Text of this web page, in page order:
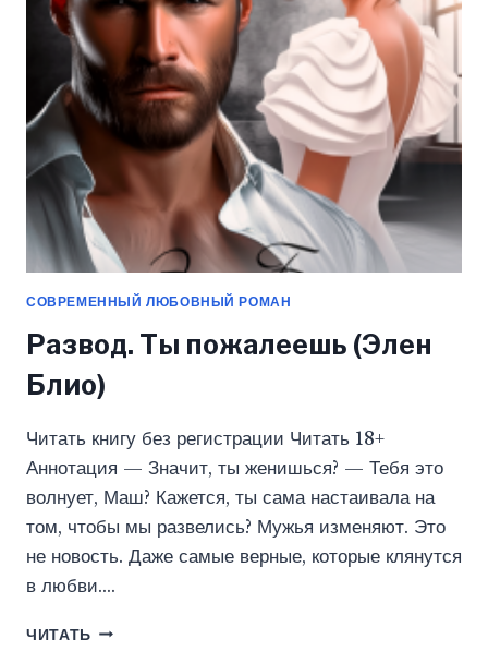
(ЭЛЕН
СОВРЕМЕННЫЙ ЛЮБОВНЫЙ РОМАН
Развод. Ты пожалеешь (Элен
Блио)
Читать книгу без регистрации Читать 18+
Аннотация — Значит, ты женишься? — Тебя это
волнует, Маш? Кажется, ты сама настаивала на
том, чтобы мы развелись? Мужья изменяют. Это
не новость. Даже самые верные, которые клянутся
в любви….
ЧИТАТЬ РАЗВОД.